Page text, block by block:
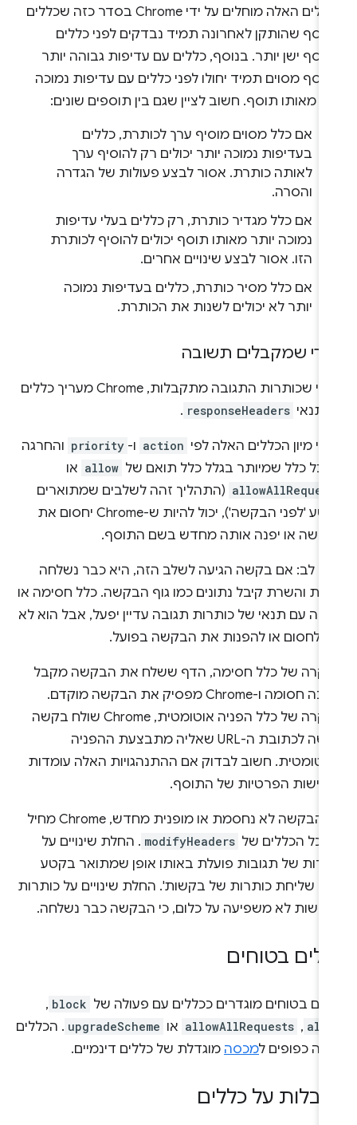
הכללים האלה מוחלים על ידי Chrome בסדר כזה שכללים
שהותקן לאחרונה תמיד נבדקים לפני כללים
ישן יותר. בנוסף, כללים עם עדיפות גבוהה יותר
מסוים תמיד יחולו לפני כללים עם עדיפות נמוכה
מאותו תוסף. חשוב לציין שגם בין תוספים שונים:
אם כלל מסוים מוסיף ערך לכותרת, כללים
בעדיפות נמוכה יותר יכולים רק להוסיף ערך
לאותה כותרת. אסור לבצע פעולות של הגדרה
והסרה.
אם כלל מגדיר כותרת, רק כללים בעלי עדיפות
נמוכה יותר מאותו תוסף יכולים להוסיף לכותרת
הזו. אסור לבצע שינויים אחרים.
אם כלל מסיר כותרת, כללים בעדיפות נמוכה
יותר לא יכולים לשנות את הכותרת.
שמקבלים תשובה
אחרי שכותרות התגובה מתקבלות, Chrome מעריך כללים
תנאי responseHeaders
.
מיון הכללים האלה לפי action ו- priority והחרגה
כל כלל שמיותר בגלל כלל תואם של allow או
(התהליך זהה לשלבים שמתוארים
בקטע 'לפני הבקשה'), יכול להיות ש-Chrome יחסום את
או יפנה אותה מחדש בשם התוסף.
לב: אם בקשה הגיעה לשלב הזה, היא כבר נשלחה
והשרת קיבל נתונים כמו גוף הבקשה. כלל חסימה או
עם תנאי של כותרות תגובה עדיין יפעל, אבל הוא לא
לחסום או להפנות את הבקשה בפועל.
של כלל חסימה, הדף ששלח את הבקשה מקבל
תגובה חסומה ו-Chrome מפסיק את הבקשה מוקדם.
במקרה של כלל הפניה אוטומטית, Chrome שולח בקשה
חדשה לכתובת ה-URL שאליה מתבצעת ההפניה
חשוב לבדוק אם ההתנהגויות האלה עומדות
הפרטיות של התוסף.
אם הבקשה לא נחסמת או מופנית מחדש, Chrome מחיל
כל הכללים של modifyHeaders . החלת שינויים על
של תגובות פועלת באותו אופן שמתואר בקטע
שליחת כותרות של בקשות'. החלת שינויים על כותרות
לא משפיעה על כלום, כי הבקשה כבר נשלחה.
בטוחים
בטוחים מוגדרים ככללים עם פעולה של block
,
allowAllRequests או upgradeScheme . הכללים
כפופים למכסהמוגדלת של כללים דינמיים.
על כללים